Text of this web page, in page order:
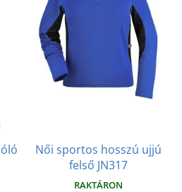
Női sportos hosszú ujjú
felső JN317
RAKTÁRON